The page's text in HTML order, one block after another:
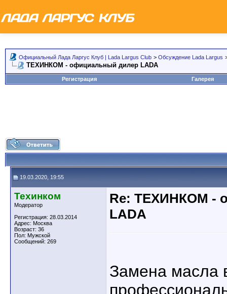
Официальный Лада Ларгус Клуб | Lada Largus Club > Обсуждение Lada Largus
ТЕХИНКОМ - официальный дилер LADA
Регистрация Галерея
19.03.2020, 19:55
Техинком
Модератор
Регистрация: 28.03.2014
Адрес: Москва
Возраст: 36
Пол: Мужской
Сообщений: 269
Re: ТЕХИНКОМ -
LADA
Замена масла